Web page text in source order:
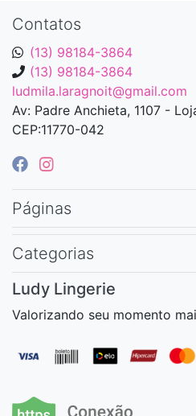
Contatos
(13) 98184-3864
(13) 98184-3864
ludmila.laragnoit@gmail.com
Av: Padre Anchieta, 1107 -
CEP:11770-042
Páginas
Categorias
Ludy Lingerie
Valorizando seu momento